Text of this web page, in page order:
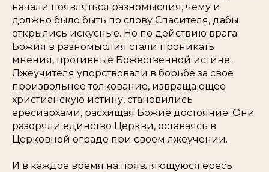
начали появляться разномыслия, чему и
должно было быть по слову Спасителя, дабы
открылись искусные. Но по действию врага
Божия в разномыслия стали проникать
мнения, противные Божественной истине.
Лжеучителя упорствовали в борьбе за свое
произвольное толкование, извращающее
христианскую истину, становились
ересиархами, расхищая Божие достояние. Они
разоряли единство Церкви, оставаясь в
Церковной ограде при своем лжеучении.
И в каждое время на появляющуюся ересь